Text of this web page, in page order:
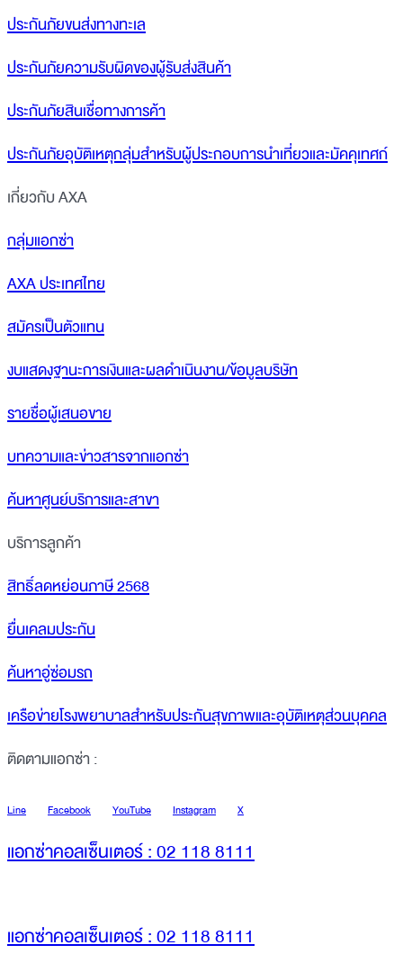
ประกันภัยขนส่งทางทะเล
ประกันภัยความรับผิดของผู้รับส่งสินค้า
ประกันภัยสินเชื่อทางการค้า
ประกันภัยอุบัติเหตุกลุ่มสำหรับผู้ประกอบการนำเที่ยวและมัคคุเทศก์
เกี่ยวกับ AXA
กลุ่มแอกซ่า
AXA ประเทศไทย
สมัครเป็นตัวแทน
งบแสดงฐานะการเงินและผลดำเนินงาน/ข้อมูลบริษัท
รายชื่อผู้เสนอขาย
บทความและข่าวสารจากแอกซ่า
ค้นหาศูนย์บริการและสาขา
บริการลูกค้า
สิทธิ์ลดหย่อนภาษี 2568
ยื่นเคลมประกัน
ค้นหาอู่ซ่อมรถ
เครือข่ายโรงพยาบาลสำหรับประกันสุขภาพและอุบัติเหตุส่วนบุคคล
ติดตามแอกซ่า :
Line Facebook YouTube Instagram X
แอกซ่าคอลเซ็นเตอร์ : 02 118 8111
แอกซ่าคอลเซ็นเตอร์ : 02 118 8111